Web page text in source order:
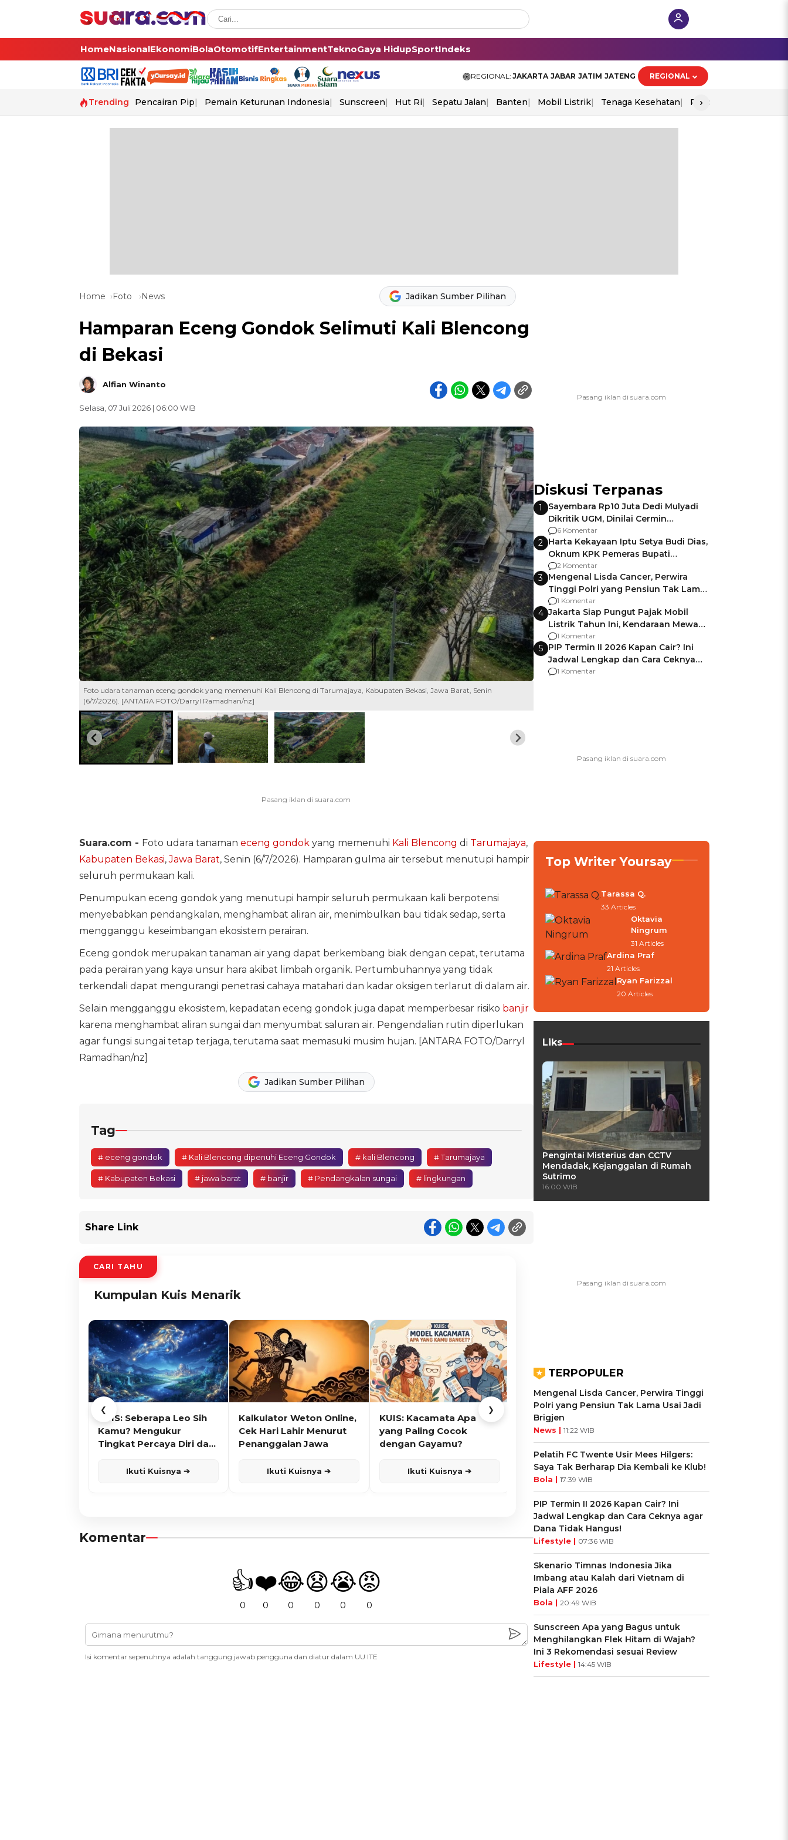
HomeNasionalEkonomiBolaOtomotifEntertainmentTeknoGaya HidupSportIndeks
REGIONAL: JAKARTA JABAR JATIM JATENG REGIONAL
Trending Pencairan Pip Pemain Keturunan Indonesia Sunscreen Hut Ri Sepatu Jalan Banten Mobil Listrik Tenaga Kesehatan Piala Aff 2026
›
Home Foto News Jadikan Sumber Pilihan
Hamparan Eceng Gondok Selimuti Kali Blencong
di Bekasi
Alfian Winanto
Selasa, 07 Juli 2026 | 06:00 WIB
Foto udara tanaman eceng gondok yang memenuhi Kali Blencong di Tarumajaya, Kabupaten Bekasi, Jawa Barat, Senin
(6/7/2026). [ANTARA FOTO/Darryl Ramadhan/nz]
Suara.com - Foto udara tanaman eceng gondokyang memenuhi Kali Blencong di Tarumajaya,
Kabupaten Bekasi,Jawa Barat, Senin (6/7/2026). Hamparan gulma air tersebut menutupi hampir
seluruh permukaan kali.
Penumpukan eceng gondok yang menutupi hampir seluruh permukaan kali berpotensi
menyebabkan pendangkalan, menghambat aliran air, menimbulkan bau tidak sedap, serta
mengganggu keseimbangan ekosistem perairan.
Eceng gondok merupakan tanaman air yang dapat berkembang biak dengan cepat, terutama
pada perairan yang kaya unsur hara akibat limbah organik. Pertumbuhannya yang tidak
terkendali dapat mengurangi penetrasi cahaya matahari dan kadar oksigen terlarut di dalam air.
Selain mengganggu ekosistem, kepadatan eceng gondok juga dapat memperbesar risiko banjir
karena menghambat aliran sungai dan menyumbat saluran air. Pengendalian rutin diperlukan
agar fungsi sungai tetap terjaga, terutama saat memasuki musim hujan. [ANTARA FOTO/Darryl
Ramadhan/nz]
Jadikan Sumber Pilihan
Tag
# eceng gondok # Kali Blencong dipenuhi Eceng Gondok # kali Blencong # Tarumajaya
# Kabupaten Bekasi # jawa barat # banjir # Pendangkalan sungai # lingkungan
Share Link
CARI TAHU
Kumpulan Kuis Menarik
❮
KUIS: Seberapa Leo Sih
Kamu? Mengukur
Tingkat Percaya Diri dan
Ikuti Kuisnya ➔
Kalkulator Weton Online,
Cek Hari Lahir Menurut
Penanggalan Jawa
Ikuti Kuisnya ➔
KUIS: Kacamata Apa
yang Paling Cocok
dengan Gayamu?
Ikuti Kuisnya ➔
KUIS: Sepatu Mana yang
Cocok dengan
Kepribadianmu?
Ikuti Kuisnya ➔
Cancer?
Ikuti Kuisnya ➔
❯
Komentar
👍
0
❤️
0
😂
0
😧
0
😭
0
😡
0
Isi komentar sepenuhnya adalah tanggung jawab pengguna dan diatur dalam UU ITE
Diskusi Terpanas
1
Sayembara Rp10 Juta Dedi Mulyadi
Dikritik UGM, Dinilai Cermin
Gagalnya Negara Jamin Keamanan
6 Komentar
2 Harta Kekayaan Iptu Setya Budi Dias,
Oknum KPK Pemeras Bupati
Pemalang
2 Komentar
3 Mengenal Lisda Cancer, Perwira
Tinggi Polri yang Pensiun Tak Lama
Usai Jadi Brigjen
1 Komentar
4 Jakarta Siap Pungut Pajak Mobil
Listrik Tahun Ini, Kendaraan Mewah
Kena hingga 75% PKB
1 Komentar
5 PIP Termin II 2026 Kapan Cair? Ini
Jadwal Lengkap dan Cara Ceknya
agar Dana Tidak Hangus!
1 Komentar
Top Writer Yoursay
Tarassa Q.
33 Articles
Oktavia
Ningrum
31 Articles
Ardina Praf
21 Articles
Ryan Farizzal
20 Articles
Liks
Pengintai Misterius dan CCTV
Mendadak, Kejanggalan di Rumah
Sutrimo
16:00 WIB
TERPOPULER
Mengenal Lisda Cancer, Perwira Tinggi
Polri yang Pensiun Tak Lama Usai Jadi
Brigjen
News | 11:22 WIB
Pelatih FC Twente Usir Mees Hilgers:
Saya Tak Berharap Dia Kembali ke Klub!
Bola | 17:39 WIB
PIP Termin II 2026 Kapan Cair? Ini
Jadwal Lengkap dan Cara Ceknya agar
Dana Tidak Hangus!
Lifestyle | 07:36 WIB
Skenario Timnas Indonesia Jika
Imbang atau Kalah dari Vietnam di
Piala AFF 2026
Bola | 20:49 WIB
Sunscreen Apa yang Bagus untuk
Menghilangkan Flek Hitam di Wajah?
Ini 3 Rekomendasi sesuai Review
Lifestyle | 14:45 WIB